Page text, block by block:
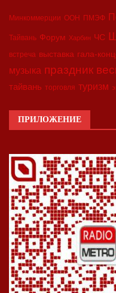
Минкоммерции ООН ПМЭФ
Тайвань Форум Харбин ЧС
встреча выставка гала-
музыка праздник
тайвань торговля туризм
ПРИЛОЖЕНИЕ